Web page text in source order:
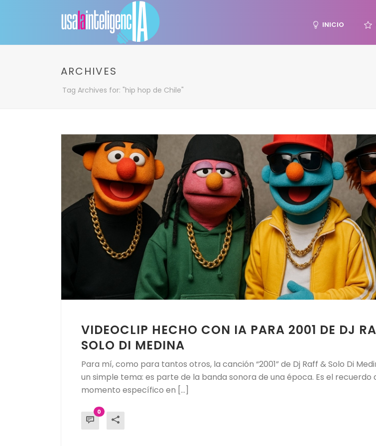
INICIO
ARCHIVES
Tag Archives for: "hip hop de Chile"
VIDEOCLIP HECHO CON IA PARA 2001 DE DJ
SOLO DI MEDINA
Para mí, como para tantos otros, la canción “2001” de Dj Raff & Solo Di
un simple tema: es parte de la banda sonora de una época. Es el recuerdo
momento específico en [...]
0